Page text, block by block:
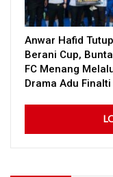
Anwar Hafid Tutup
Berani Cup,
FC Menang
Drama Adu Finalti